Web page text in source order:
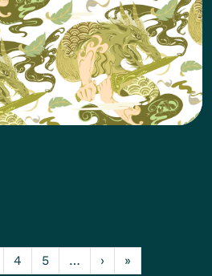
4 5 … ›下一頁
»Last page